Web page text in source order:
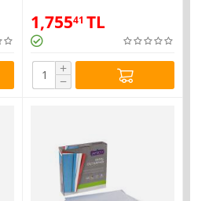
1,75541 TL
+
−